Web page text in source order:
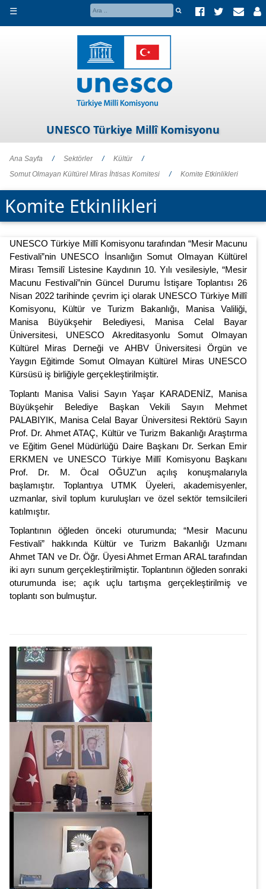
☰
UNESCO Türkiye Millî Komisyonu
Ana Sayfa / Sektörler / Kültür
/
Somut Olmayan Kültürel Miras İhtisas Komitesi
/ Komite Etkinlikleri
Komite Etkinlikleri
UNESCO Türkiye Millî Komisyonu tarafından “Mesir Macunu
Festivali”nin UNESCO İnsanlığın Somut Olmayan Kültürel
Mirası Temsilî Listesine Kaydının 10. Yılı vesilesiyle, “Mesir
Macunu Festivali”nin Güncel Durumu İstişare Toplantısı 26
Nisan 2022 tarihinde çevrim içi olarak UNESCO Türkiye Millî
Komisyonu, Kültür ve Turizm Bakanlığı, Manisa Valiliği,
Manisa Büyükşehir Belediyesi, Manisa Celal Bayar
Üniversitesi, UNESCO Akreditasyonlu Somut Olmayan
Kültürel Miras Derneği ve AHBV Üniversitesi Örgün ve
Yaygın Eğitimde Somut Olmayan Kültürel Miras UNESCO
Kürsüsü iş birliğiyle gerçekleştirilmiştir.
Toplantı Manisa Valisi Sayın Yaşar KARADENİZ, Manisa
Büyükşehir Belediye Başkan Vekili Sayın Mehmet
PALABIYIK, Manisa Celal Bayar Üniversitesi Rektörü Sayın
Prof. Dr. Ahmet ATAÇ, Kültür ve Turizm Bakanlığı Araştırma
ve Eğitim Genel Müdürlüğü Daire Başkanı Dr. Serkan Emir
ERKMEN ve UNESCO Türkiye Millî Komisyonu Başkanı
Prof. Dr. M. Öcal OĞUZ’un açılış konuşmalarıyla
başlamıştır. Toplantıya UTMK Üyeleri, akademisyenler,
uzmanlar, sivil toplum kuruluşları ve özel sektör temsilcileri
katılmıştır.
Toplantının öğleden önceki oturumunda; “Mesir Macunu
Festivali” hakkında Kültür ve Turizm Bakanlığı Uzmanı
Ahmet TAN ve Dr. Öğr. Üyesi Ahmet Erman ARAL tarafından
iki ayrı sunum gerçekleştirilmiştir. Toplantının öğleden sonraki
oturumunda ise; açık uçlu tartışma gerçekleştirilmiş ve
toplantı son bulmuştur.